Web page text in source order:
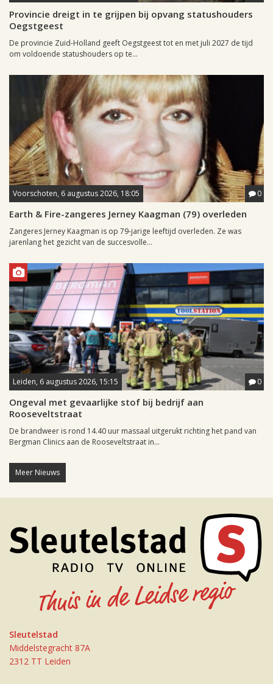
Provincie dreigt in te grijpen bij opvang statushouders
Oegstgeest
De provincie Zuid-Holland geeft Oegstgeest tot en met juli 2027 de tijd
om voldoende statushouders op te...
Voorschoten, 6 augustus 2026, 18:05 0
Earth & Fire-zangeres Jerney Kaagman (79) overleden
Zangeres Jerney Kaagman is op 79-jarige leeftijd overleden. Ze was
jarenlang het gezicht van de succesvolle...
Leiden, 6 augustus 2026, 15:15 0
Ongeval met gevaarlijke stof bij bedrijf aan
Rooseveltstraat
De brandweer is rond 14.40 uur massaal uitgerukt richting het pand van
Bergman Clinics aan de Rooseveltstraat in...
Meer Nieuws
Sleutelstad
Middelstegracht 87A
2312 TT Leiden